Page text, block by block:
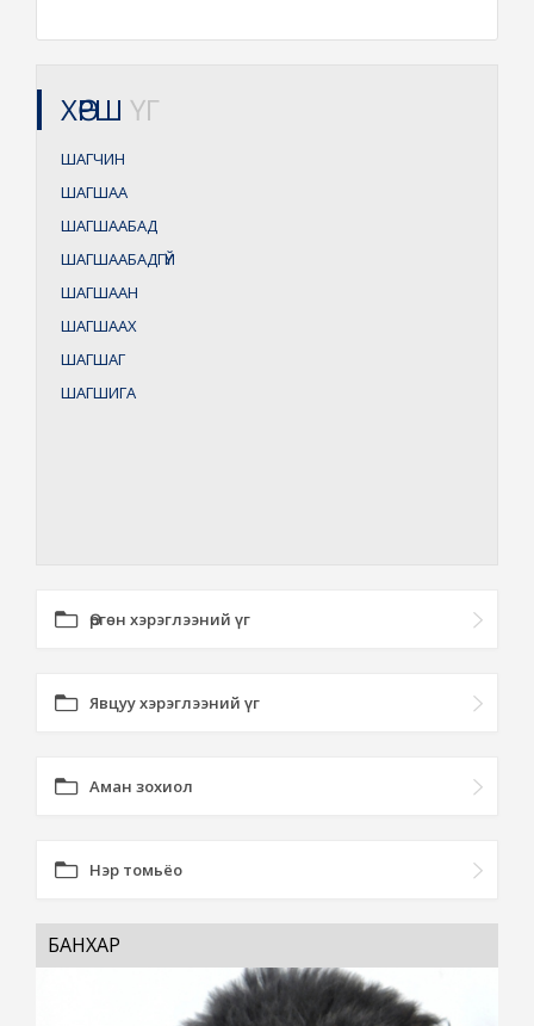
ХӨРШ ҮГ
ШАГЧИН
ШАГШАА
ШАГШААБАД
ШАГШААБАДГҮЙ
ШАГШААН
ШАГШААХ
ШАГШАГ
ШАГШИГА
Өргөн хэрэглээний үг
Явцуу хэрэглээний үг
Аман зохиол
Нэр томьёо
БАНХАР